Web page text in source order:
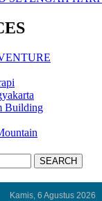
Building
Kamis, 6 Agustus 2026